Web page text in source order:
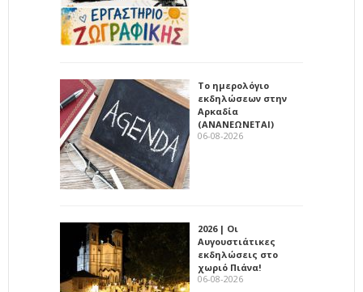
Το ημερολόγιο
εκδηλώσεων στην
Αρκαδία
(ΑΝΑΝΕΩΝΕΤΑΙ)
06-08-2026
2026 | Οι
Αυγουστιάτικες
εκδηλώσεις στο
χωριό Πιάνα!
06-08-2026